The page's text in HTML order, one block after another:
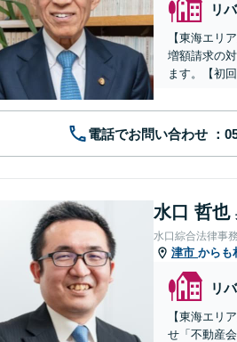
リ
【東海エリ
増額請求の
ます。【初
電話でお問い合わせ
水口 哲也
水口綜合法律事
津市 からも
リ
【東海エリ
せ「不動産